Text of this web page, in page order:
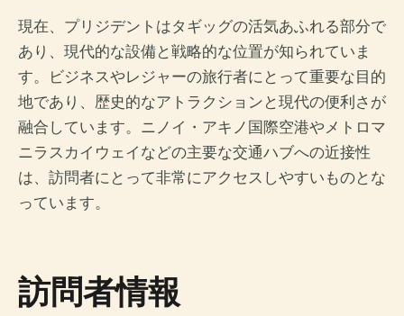
現在、プリジデントはタギッグの活気あふれる部分で
あり、現代的な設備と戦略的な位置が知られていま
す。ビジネスやレジャーの旅行者にとって重要な目的
地であり、歴史的なアトラクションと現代の便利さが
融合しています。ニノイ・アキノ国際空港やメトロマ
ニラスカイウェイなどの主要な交通ハブへの近接性
は、訪問者にとって非常にアクセスしやすいものとな
っています。
訪問者情報